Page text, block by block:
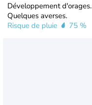
Développement d'orages.
Quelques averses.
Risque de pluie
75 %